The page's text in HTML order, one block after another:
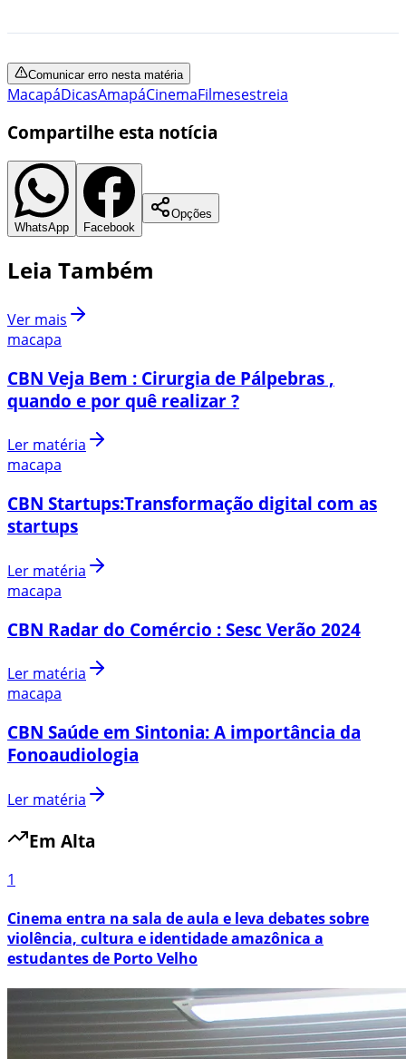
Comunicar erro nesta matéria
MacapáDicasAmapáCinemaFilmesestreia
Compartilhe esta notícia
WhatsApp Facebook
Opções
Leia Também
Ver mais
macapa
CBN Veja Bem : Cirurgia de Pálpebras ,
quando e por quê realizar ?
Ler matéria
macapa
CBN Startups:Transformação digital com as
startups
Ler matéria
macapa
CBN Radar do Comércio : Sesc Verão 2024
Ler matéria
macapa
CBN Saúde em Sintonia: A importância da
Fonoaudiologia
Ler matéria
Em Alta
1
Cinema entra na sala de aula e leva debates sobre
violência, cultura e identidade amazônica a
estudantes de Porto Velho